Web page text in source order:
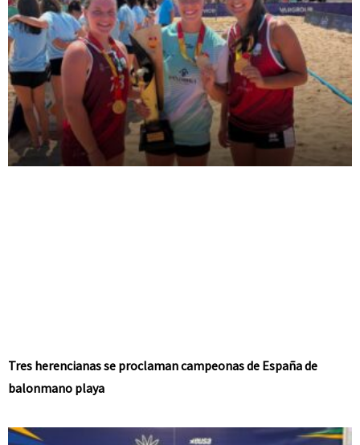
Tres herencianas se proclaman campeonas de España de
balonmano playa